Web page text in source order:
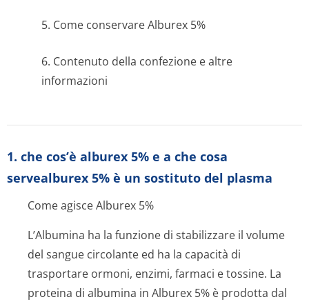
5. Come conservare Alburex 5%
6. Contenuto della confezione e altre
informazioni
1. che cos’è alburex 5% e a che cosa
servealburex 5% è un sostituto del plasma
Come agisce Alburex 5%
L’Albumina ha la funzione di stabilizzare il volume
del sangue circolante ed ha la capacità di
trasportare ormoni, enzimi, farmaci e tossine. La
proteina di albumina in Alburex 5% è prodotta dal